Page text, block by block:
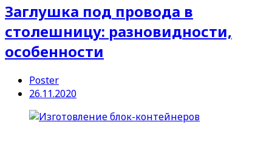
Заглушка под провода в
столешницу: разновидности,
особенности
Poster
26.11.2020